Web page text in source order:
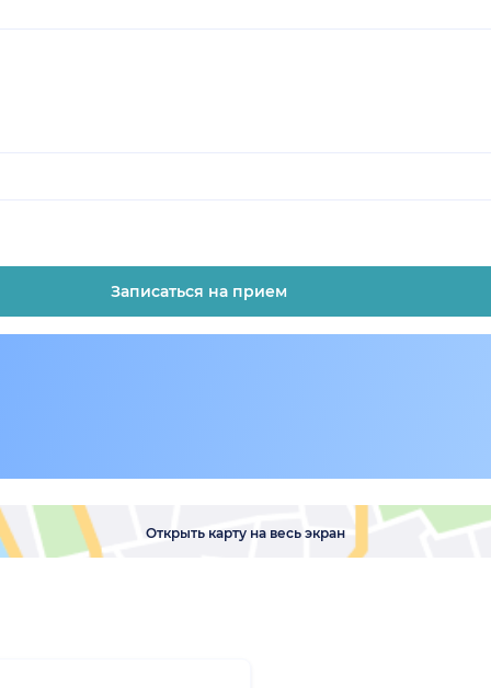
Записаться на прием
Открыть карту на весь экран